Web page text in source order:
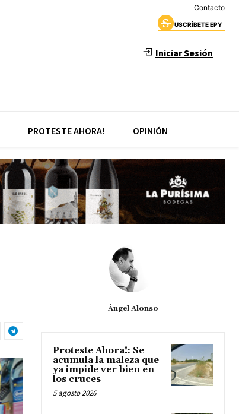
Contacto
USCRÍBETE EPY
Iniciar Sesión
PROTESTE AHORA! OPINIÓN
Ángel Alonso
Proteste Ahora!: Se
acumula la maleza que
ya impide ver bien en
los cruces
5 agosto 2026